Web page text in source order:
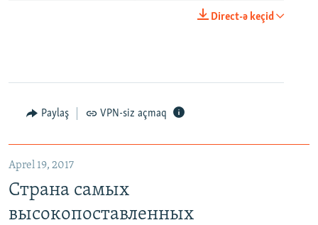
Direct-ə keçid
Paylaş VPN-siz açmaq
Aprel 19, 2017
Страна самых
высокопоставленных